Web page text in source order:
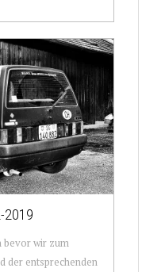
2019
bevor wir zum
der entsprechenden